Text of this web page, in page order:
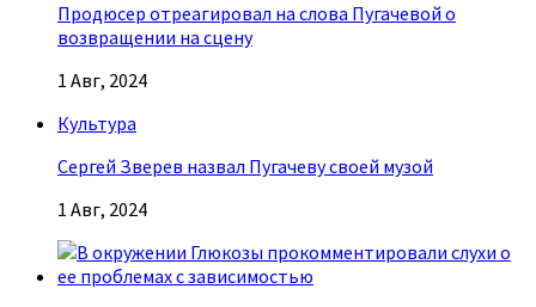
Продюсер отреагировал на слова Пугачевой о
возвращении на сцену
1 Авг, 2024
Культура
Сергей Зверев назвал Пугачеву своей музой
1 Авг, 2024